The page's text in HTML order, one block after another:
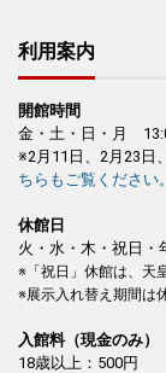
利用案内
開館時間
金・土・日・月
※2月11日、2月23日
ちらもご覧ください。
休館日
火・水・木・祝日・
※「祝日」休館は、天
※展示入れ替え期間は
入館料（現金のみ）
18歳以上：500円